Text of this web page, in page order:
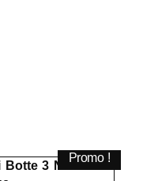
Promo !